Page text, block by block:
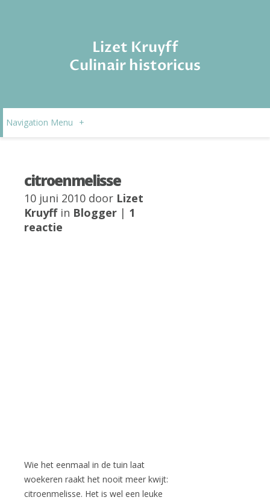
Lizet Kruyff
Culinair historicus
Navigation Menu +
citroenmelisse
10 juni 2010 door Lizet
Kruyffin Blogger | 1
reactie
Wie het eenmaal in de tuin laat
woekeren raakt het nooit meer kwijt:
citroenmelisse. Het is wel een leuke